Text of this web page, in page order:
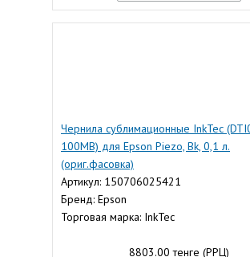
Чернила сублимационные InkTec
100MB) для Epson Piezo, Bk, 0,1 л.
(ориг.фасовка)
Артикул: 150706025421
Бренд: Epson
Торговая марка: InkTec
8803.00 тенге (РРЦ)